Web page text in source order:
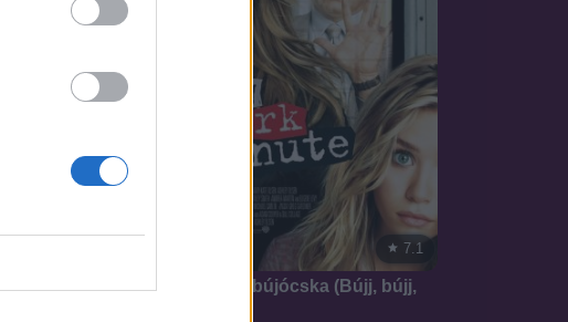
7.1
New York-i bújócska (Bújj, bújj,